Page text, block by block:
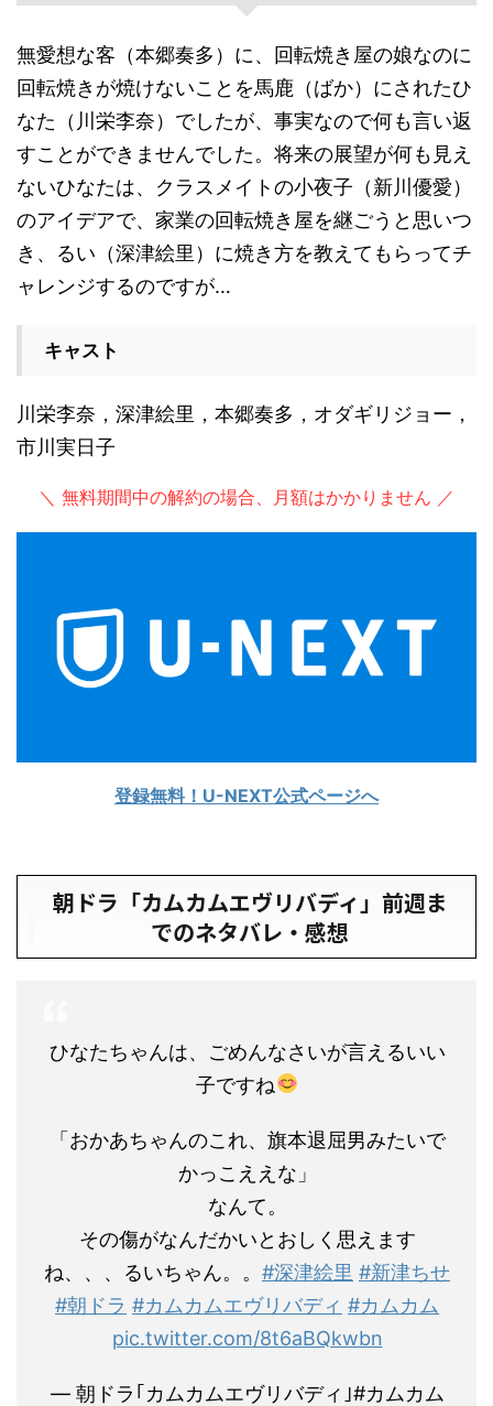
無愛想な客（本郷奏多）に、回転焼き屋の娘なのに
回転焼きが焼けないことを馬鹿（ばか）にされたひ
なた（川栄李奈）でしたが、事実なので何も言い返
すことができませんでした。将来の展望が何も見え
ないひなたは、クラスメイトの小夜子（新川優愛）
のアイデアで、家業の回転焼き屋を継ごうと思いつ
き、るい（深津絵里）に焼き方を教えてもらってチ
ャレンジするのですが…
キャスト
川栄李奈，深津絵里，本郷奏多，オダギリジョー，
市川実日子
＼ 無料期間中の解約の場合、月額はかかりません ／
登録無料！U-NEXT公式ページへ
朝ドラ「カムカムエヴリバディ」前週ま
でのネタバレ・感想
ひなたちゃんは、ごめんなさいが言えるいい
子ですね
「おかあちゃんのこれ、旗本退屈男みたいで
かっこええな」
なんて。
その傷がなんだかいとおしく思えます
ね、、、るいちゃん。。 #深津絵里 #新津ちせ
#朝ドラ #カムカムエヴリバディ #カムカム
pic.twitter.com/8t6aBQkwbn
— 朝ドラ｢カムカムエヴリバディ｣#カムカム